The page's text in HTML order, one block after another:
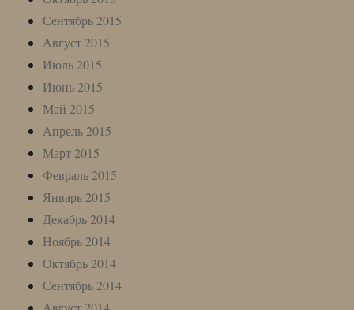
Сентябрь 2015
Август 2015
Июль 2015
Июнь 2015
Май 2015
Апрель 2015
Март 2015
Февраль 2015
Январь 2015
Декабрь 2014
Ноябрь 2014
Октябрь 2014
Сентябрь 2014